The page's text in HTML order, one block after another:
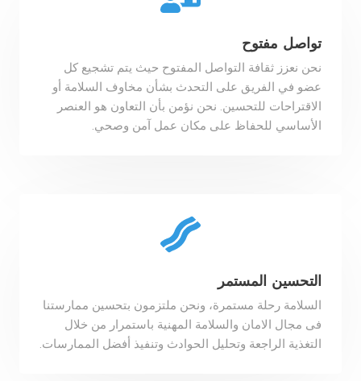
تواصل مفتوح
نحن نعزز ثقافة التواصل المفتوح حيث يتم تشجيع كل
عضو في الفريق على التحدث بشأن مخاوف السلامة أو
الاقتراحات للتحسين. نحن نؤمن بأن التعاون هو العنصر
الأساسي للحفاظ على مكان عمل آمن وصحي.
التحسين المستمر
السلامة رحلة مستمرة، ونحن ملتزمون بتحسين ممارستنا
فى مجال الامان والسلامة المهنية باستمرار من خلال
التغذية الراجعة وتحليل الحوادث وتنفيذ أفضل الممارسات.